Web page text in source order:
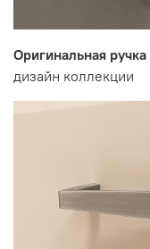
Оригинальная ручка
дизайн коллекции